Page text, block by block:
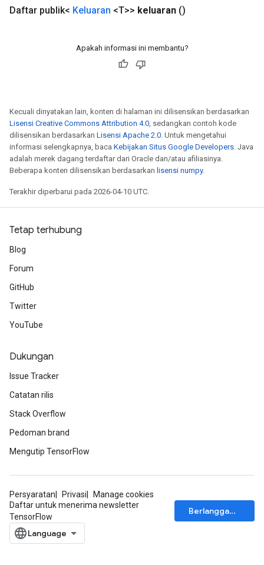
Daftar publik< Keluaran <T>> keluaran ()
Apakah informasi ini membantu?
Kecuali dinyatakan lain, konten di halaman ini dilisensikan berdasarkan
Lisensi Creative Commons Attribution 4.0 , sedangkan contoh kode
dilisensikan berdasarkan Lisensi Apache 2.0 . Untuk mengetahui
informasi selengkapnya, baca Kebijakan Situs Google Developers . Java
adalah merek dagang terdaftar dari Oracle dan/atau afiliasinya.
Beberapa konten dilisensikan berdasarkan lisensi numpy.
Terakhir diperbarui pada 2026-04-10 UTC.
Tetap terhubung
Blog
Forum
GitHub
Twitter
YouTube
Dukungan
Issue Tracker
Catatan rilis
Stack Overflow
Pedoman brand
Mengutip TensorFlow
Persyaratan Privasi
Manage cookies
Daftar untuk menerima newsletter
TensorFlow
Berlangganan